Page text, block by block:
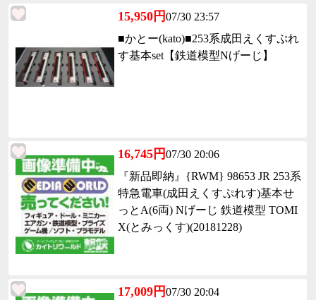
15,950円07/30 23:57
■かとー(kato)■253系成田えくすぷれ
す基本set【鉄道模型Nげーじ】
16,745円07/30 20:06
『新品即納』{RWM} 98653 JR 253系
特急電車(成田えくすぷれす)基本せ
っとA(6両) Nげーじ 鉄道模型 TOMI
X(とみっくす)(20181228)
17,009円07/30 20:04